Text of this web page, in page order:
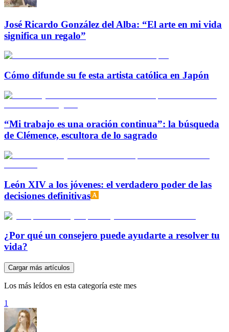
José Ricardo González del Alba: “El arte en mi vida
significa un regalo”
Cómo difunde su fe esta artista católica en Japón
“Mi trabajo es una oración continua”: la búsqueda
de Clémence, escultora de lo sagrado
León XIV a los jóvenes: el verdadero poder de las
decisiones definitivas
¿Por qué un consejero puede ayudarte a resolver tu
vida?
Cargar más artículos
Los más leídos en esta categoría este mes
1